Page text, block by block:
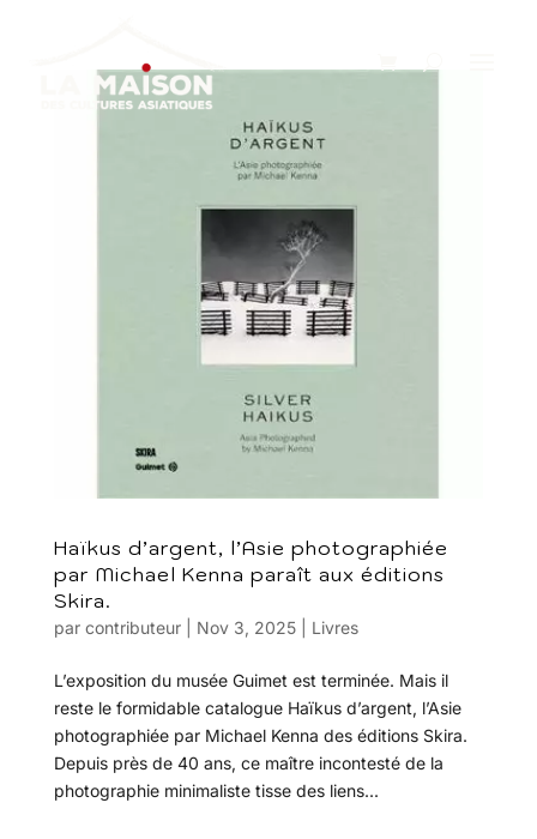
Haïkus d’argent, l’Asie photographiée
par Michael Kenna paraît aux éditions
Skira.
par contributeur| Nov 3, 2025| Livres
L’exposition du musée Guimet est terminée. Mais il
reste le formidable catalogue Haïkus d’argent, l’Asie
photographiée par Michael Kenna des éditions Skira.
Depuis près de 40 ans, ce maître incontesté de la
photographie minimaliste tisse des liens...